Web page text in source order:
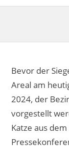
Bevor der
Areal am
2024, der
vorgestellt
Katze aus